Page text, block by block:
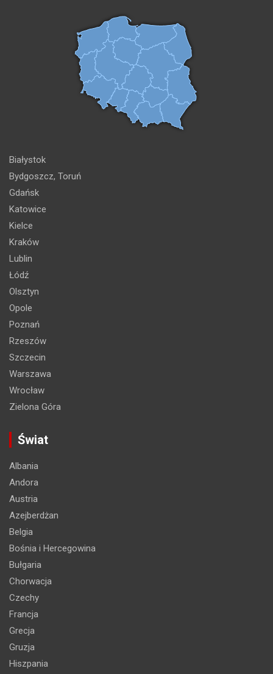
Białystok
Bydgoszcz, Toruń
Gdańsk
Katowice
Kielce
Kraków
Lublin
Łódź
Olsztyn
Opole
Poznań
Rzeszów
Szczecin
Warszawa
Wrocław
Zielona Góra
Świat
Albania
Andora
Austria
Azejberdżan
Belgia
Bośnia i Hercegowina
Bułgaria
Chorwacja
Czechy
Francja
Grecja
Gruzja
Hiszpania